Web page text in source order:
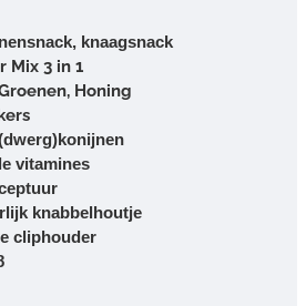
knaagsnack
Mix 3 in 1
Honing
vitamines
knabbelhoutje
cliphouder